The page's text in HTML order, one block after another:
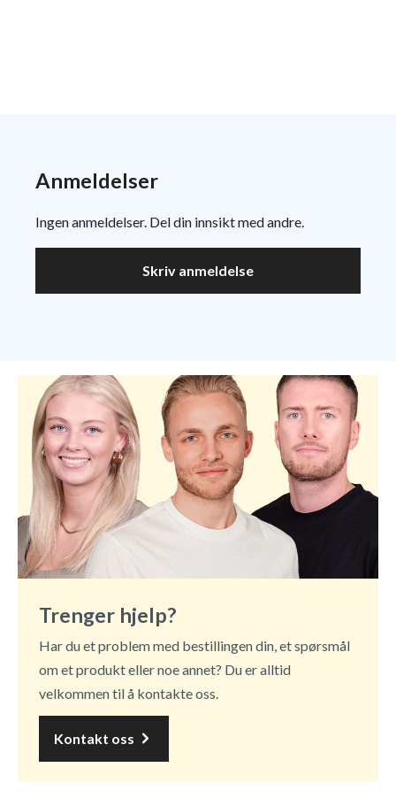
Anmeldelser
Ingen anmeldelser. Del din innsikt med andre.
Skriv anmeldelse
Trenger hjelp?
Har du et problem med bestillingen din, et spørsmål
om et produkt eller noe annet? Du er alltid
velkommen til å kontakte oss.
Kontakt oss